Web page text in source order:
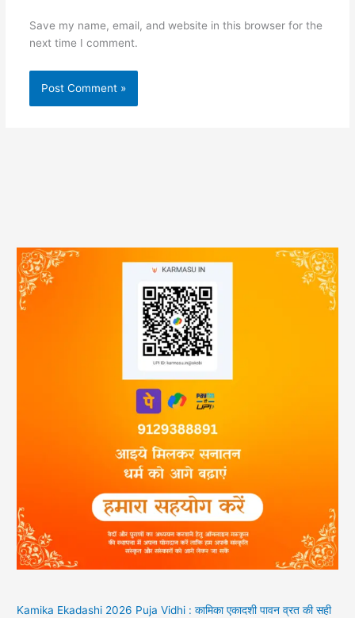
Save my name, email, and website in this browser for the
next time I comment.
Kamika Ekadashi 2026 Puja Vidhi : कामिका एकादशी पावन व्रत की सही